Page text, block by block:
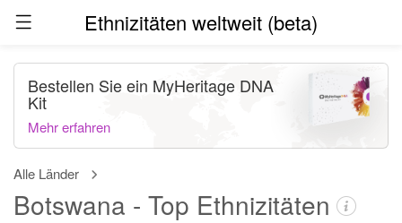
Ethnizitäten weltweit (beta)
Alle Länder
Botswana - Top Ethnizitäten
Bestellen Sie ein MyHeritage DNA
Kit
Mehr erfahren